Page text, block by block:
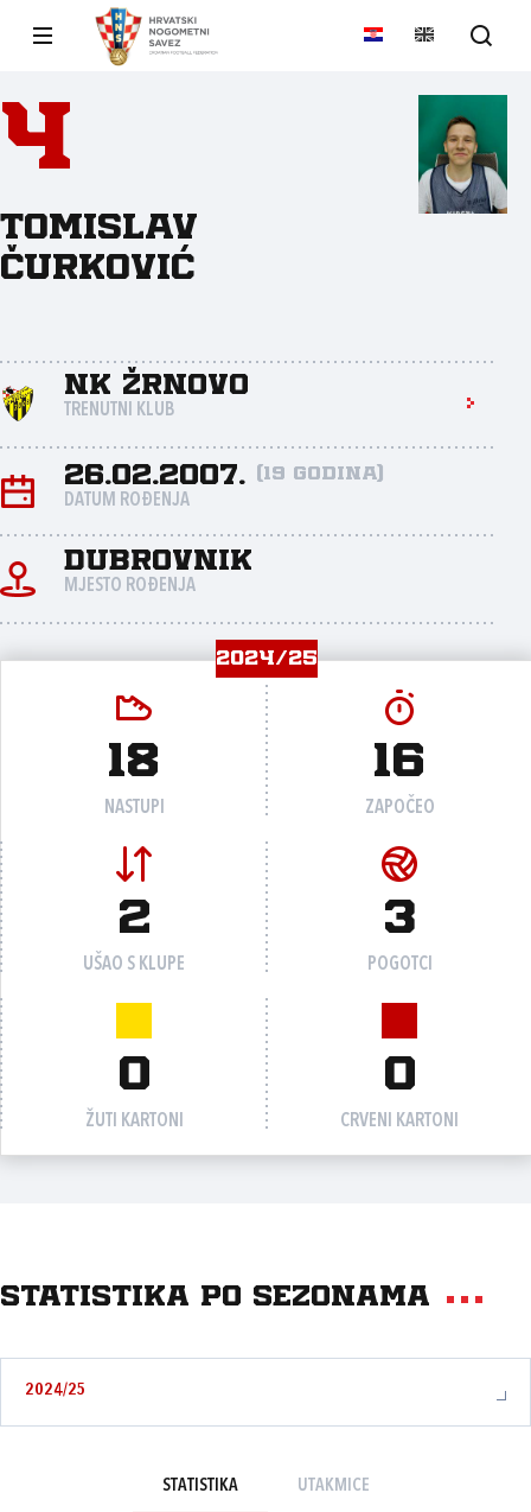
4
Tomislav
Čurković
NK Žrnovo
TRENUTNI KLUB
26.02.2007. (19 godina)
DATUM ROĐENJA
Dubrovnik
MJESTO ROĐENJA
2024/25
18
NASTUPI
16
ZAPOČEO
2
UŠAO S KLUPE
3
POGOTCI
0
ŽUTI KARTONI
0
CRVENI KARTONI
Statistika po sezonama
2024/25
STATISTIKA UTAKMICE